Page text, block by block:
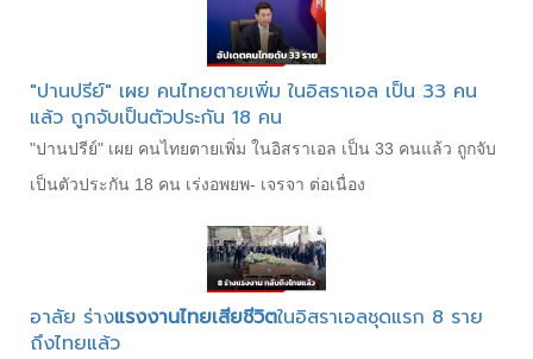
"ปานปรีย์" เผย คนไทยตายเพิ่ม ในอิสราเอล เป็น 33 คน
แล้ว ถูกจับเป็นตัวประกัน 18 คน
"ปานปรีย์" เผย คนไทยตายเพิ่ม ในอิสราเอล เป็น 33 คนแล้ว ถูกจับ
เป็นตัวประกัน 18 คน เร่งอพยพ- เจรจา ต่อเนื่อง
อาลัย ร่างแรงงานไทยเสียชีวิตในอิสราเอลชุดแรก 8 ราย
ถึงไทยแล้ว